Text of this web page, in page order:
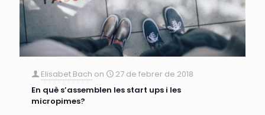
Elisabet Bach on
27 de febrer de 2018
En què s’assemblen les start ups i les
micropimes?